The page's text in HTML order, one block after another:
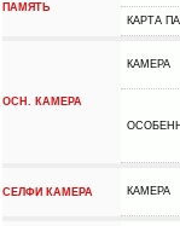
ПАМЯТЬ
КАРТА
ОСН. КАМЕРА
КАМЕРА
СЕЛФИ КАМЕРА КАМЕРА